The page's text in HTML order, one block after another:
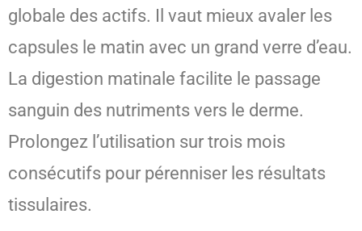
globale des actifs. Il vaut mieux avaler les
capsules le matin avec un grand verre d’eau.
La digestion matinale facilite le passage
sanguin des nutriments vers le derme.
Prolongez l’utilisation sur trois mois
consécutifs pour pérenniser les résultats
tissulaires.